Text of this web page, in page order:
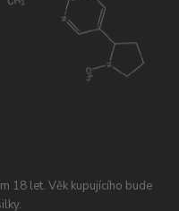
18 let. Věk kupujícího bude